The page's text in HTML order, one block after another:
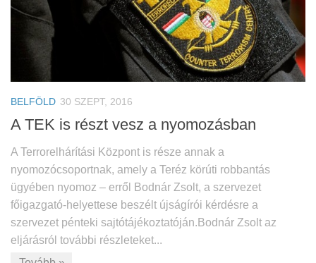
BELFÖLD 30 SZEPT, 2016
A TEK is részt vesz a nyomozásban
A Terrorelhárítási Központ is része annak a
nyomozócsoportnak, amely a Teréz körúti robbantás
ügyében nyomoz – erről Bodnár Zsolt, a szervezet
főigazgató-helyettese beszélt újságírói kérdésre a
szervezet pénteki sajtótájékoztatóján.Bodnár Zsolt az
eljárásról további részleteket...